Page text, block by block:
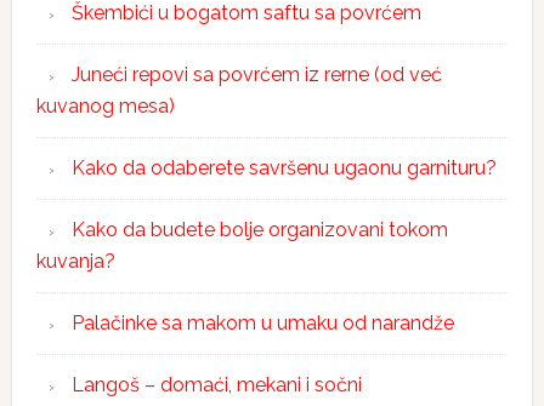
Škembići u bogatom saftu sa povrćem
Juneći repovi sa povrćem iz rerne (od već
kuvanog mesa)
Kako da odaberete savršenu ugaonu garnituru?
Kako da budete bolje organizovani tokom
kuvanja?
Palačinke sa makom u umaku od narandže
Langoš – domaći, mekani i sočni